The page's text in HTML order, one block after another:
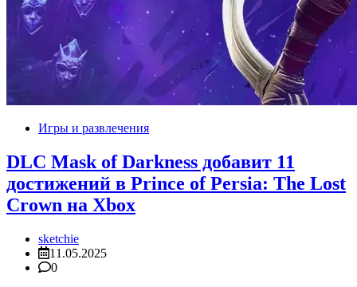
Игры и развлечения
DLC Mask of Darkness добавит 11
достижений в Prince of Persia: The Lost
Crown на Xbox
sketchie
11.05.2025
0